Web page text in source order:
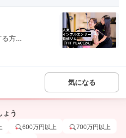
方...
気になる
ょう
600万円以上 700万円以上